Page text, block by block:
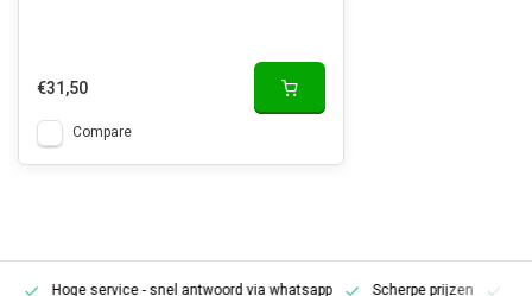
€31,50
Compare
Hoge service- snel antwoord via whatsapp Scherpe prijzen